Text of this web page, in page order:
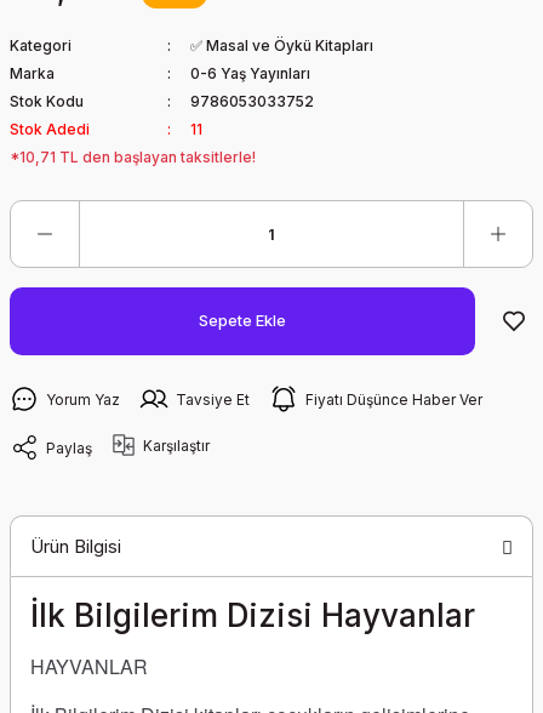
Kategori
✅ Masal ve Öykü Kitapları
Marka
0-6 Yaş Yayınları
Stok Kodu
9786053033752
Stok Adedi
11
*10,71 TL den başlayan taksitlerle!
Sepete Ekle
Yorum Yaz Tavsiye Et Fiyatı Düşünce Haber Ver
Paylaş Karşılaştır
Ürün Bilgisi
İlk Bilgilerim Dizisi Hayvanlar
HAYVANLAR